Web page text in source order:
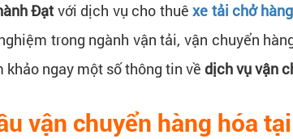
Đạt với dịch vụ cho thuêxe tải chở
trong ngành vận tải, vận chuyển
khảo ngay một số thông tin về dịch vụ vận
vận chuyển hàng hóa